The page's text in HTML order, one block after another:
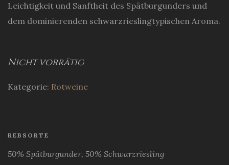
Leichtigkeit und Sanftheit des Spätburgunders und
dem dominierenden schwarzrieslingtypischen Aroma.
Nicht vorrätig
Kategorie: Rotweine
REBSORTE
50% Spätburgunder, 50% Schwarzriesling